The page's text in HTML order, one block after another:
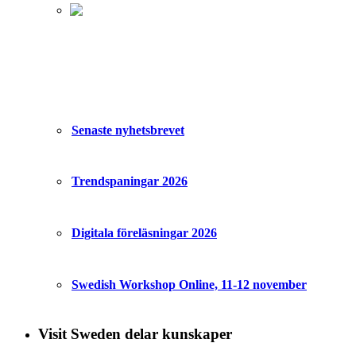
Senaste nyhetsbrevet
Trendspaningar 2026
Digitala föreläsningar 2026
Swedish Workshop Online, 11-12 november
Visit Sweden delar kunskaper